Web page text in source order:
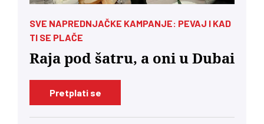
SVE NAPREDNJAČKE KAMPANJE: PEVAJ I KAD
TI SE PLAČE
Raja pod šatru, a oni u Dubai
Pretplati se